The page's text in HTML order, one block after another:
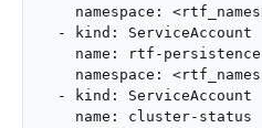
namespace:
  - kind: ServiceAccount
name: rtf-
namespace:
  - kind: ServiceAccount
    name: cluster-status